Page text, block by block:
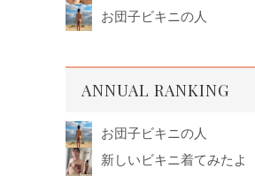
お団子ビキニの人
ANNUAL RANKING
お団子ビキニの人
新しいビキニ着てみたよ